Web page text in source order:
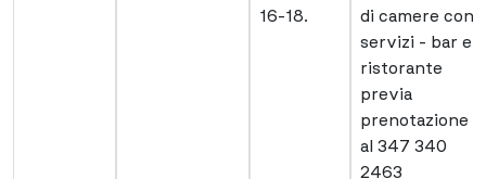
16-18.
di camere con
servizi - bar e
ristorante
previa
prenotazione
al 347 340
2463